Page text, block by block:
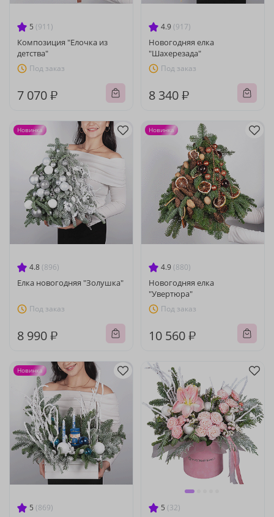
5 (911)
Композиция "Елочка из
детства"
Под заказ
7 070 ₽
4.9 (917)
Новогодняя елка
"Шахерезада"
Под заказ
8 340 ₽
4.8 (896)
Елка новогодняя "Золушка"
Под заказ
8 990 ₽
Новинка
4.9 (880)
Новогодняя елка
"Увертюра"
Под заказ
10 560 ₽
Новинка
5 (869)
Новинка
5 (32)